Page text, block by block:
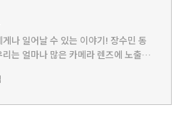
나 일어날 수 있는 이야기! 장수민 동
는 얼마나 많은 카메라 렌즈에 노출되
든, 누구에게나 CCTV가 우리의 일거
렇게 비자발적인 노출뿐 아니라 S…